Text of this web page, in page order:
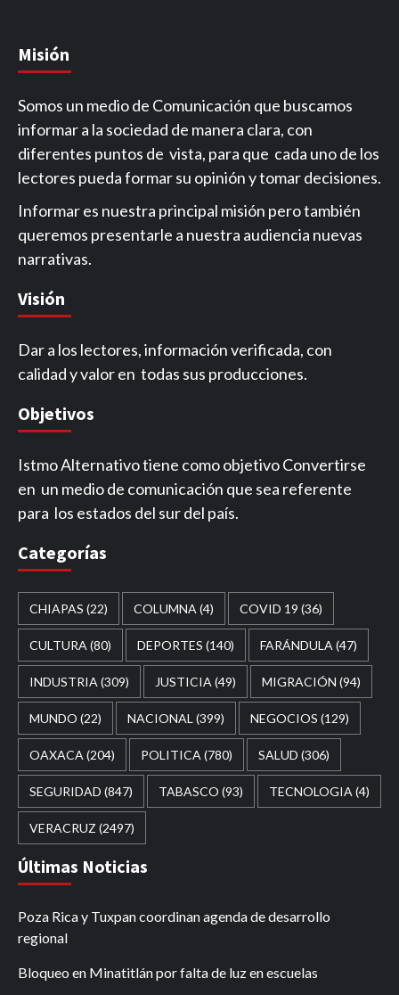
Misión
Somos un medio de Comunicación que buscamos
informar a la sociedad de manera clara, con
diferentes puntos de vista, para que cada uno de los
lectores pueda formar su opinión y tomar decisiones.
Informar es nuestra principal misión pero también
queremos presentarle a nuestra audiencia nuevas
narrativas.
Visión
Dar a los lectores, información verificada, con
calidad y valor en todas sus producciones.
Objetivos
Istmo Alternativo tiene como objetivo Convertirse
en un medio de comunicación que sea referente
para los estados del sur del país.
Categorías
CHIAPAS (22) COLUMNA (4) COVID 19 (36)
CULTURA (80) DEPORTES (140) FARÁNDULA (47)
INDUSTRIA (309) JUSTICIA (49) MIGRACIÓN (94)
MUNDO (22) NACIONAL (399) NEGOCIOS (129)
OAXACA (204) POLITICA (780) SALUD (306)
SEGURIDAD (847) TABASCO (93) TECNOLOGIA (4)
VERACRUZ (2497)
Últimas Noticias
Poza Rica y Tuxpan coordinan agenda de desarrollo
regional
Bloqueo en Minatitlán por falta de luz en escuelas